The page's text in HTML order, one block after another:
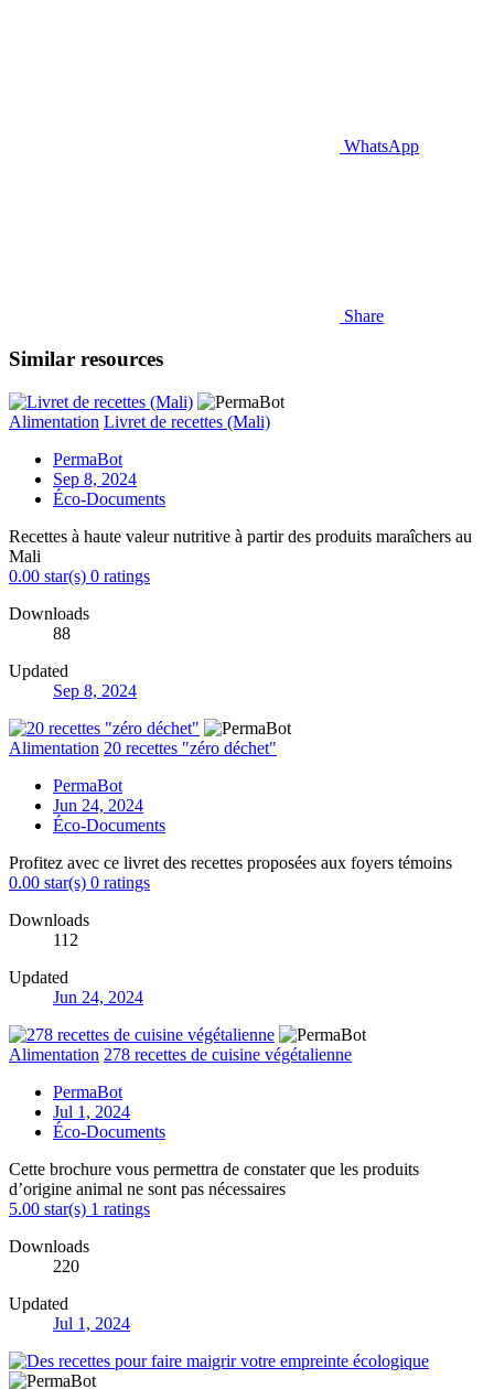
WhatsApp
Share
Similar resources
Alimentation Livret de recettes (Mali)
PermaBot
Sep 8, 2024
Éco-Documents
Recettes à haute valeur nutritive à partir des produits maraîchers au
Mali
0.00 star(s) 0 ratings
Downloads
88
Updated
Sep 8, 2024
Alimentation 20 recettes "zéro déchet"
PermaBot
Jun 24, 2024
Éco-Documents
Profitez avec ce livret des recettes proposées aux foyers témoins
0.00 star(s) 0 ratings
Downloads
112
Updated
Jun 24, 2024
Alimentation 278 recettes de cuisine végétalienne
PermaBot
Jul 1, 2024
Éco-Documents
Cette brochure vous permettra de constater que les produits
d’origine animal ne sont pas nécessaires
5.00 star(s) 1 ratings
Downloads
220
Updated
Jul 1, 2024